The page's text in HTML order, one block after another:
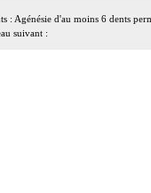
: Agénésie d'au moins 6 dents
suivant :